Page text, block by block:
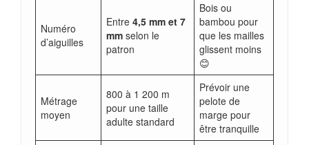
Numéro
d’aiguilles
Entre 4,5 mm et 7
mm selon le
patron
Bois ou
bambou pour
que les mailles
glissent moins
😊
Métrage
moyen
800 à 1 200 m
pour une taille
adulte standard
Prévoir une
pelote de
marge pour
être tranquille